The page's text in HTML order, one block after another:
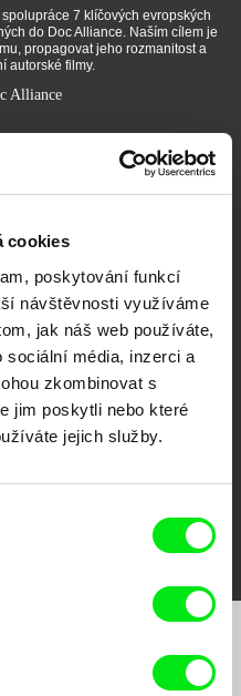
cookies
poskytování funkcí
návštěvnosti využíváme
jak náš web používáte,
média, inzerci a
zkombinovat s
jim poskytli nebo které
jejich služby.
7 klíčových evropských
do Doc Alliance. Naším cílem je
propagovat jeho rozmanitost a
autorské filmy.
Alliance
Docs
Gravity
DOK Leipzig
o našem